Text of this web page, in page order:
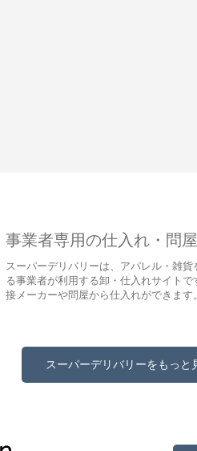
事業者専用の仕入れ・問
スーパーデリバリーは、アパレル・雑
る事業者が利用する卸・仕入れサイト
接メーカーや問屋から仕入れができます。
スーパーデリバリーをもっと